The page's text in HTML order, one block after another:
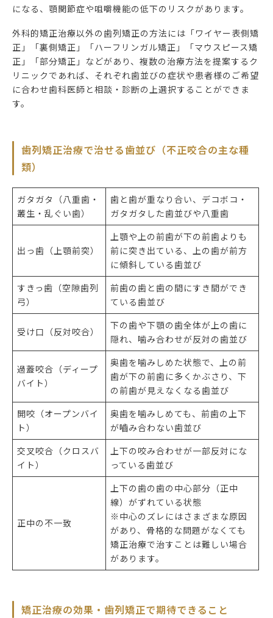
になる、顎関節症や咀嚼機能の低下のリスクがあります。
外科的矯正治療以外の歯列矯正の方法には「ワイヤー表側矯
正」「裏側矯正」「ハーフリンガル矯正」「マウスピース矯
正」「部分矯正」などがあり、複数の治療方法を提案するク
リニックであれば、それぞれ歯並びの症状や患者様のご希望
に合わせ歯科医師と相談・診断の上選択することができま
す。
歯列矯正治療で治せる歯並び（不正咬合の主な種
類）
ガタガタ（八重歯・
叢生・乱ぐい歯）
歯と歯が重なり合い、デコボコ・
ガタガタした歯並びや八重歯
出っ歯（上顎前突）
上顎や上の前歯が下の前歯よりも
前に突き出ている、上の歯が前方
に傾斜している歯並び
すきっ歯（空隙歯列
弓）
前歯の歯と歯の間にすき間ができ
ている歯並び
受け口（反対咬合）
下の歯や下顎の歯全体が上の歯に
隠れ、噛み合わせが反対の歯並び
過蓋咬合（ディープ
バイト）
奥歯を噛みしめた状態で、上の前
歯が下の前歯に多くかぶさり、下
の前歯が見えなくなる歯並び
開咬（オープンバイ
ト）
奥歯を噛みしめても、前歯の上下
が嚙み合わない歯並び
交叉咬合（クロスバ
イト）
上下の咬み合わせが一部反対にな
っている歯並び
正中の不一致
上下の歯の歯の中心部分（正中
線）がずれている状態
※中心のズレにはさまざまな原因
があり、骨格的な問題がなくても
矯正治療で治すことは難しい場合
があります。
矯正治療の効果・歯列矯正で期待できること